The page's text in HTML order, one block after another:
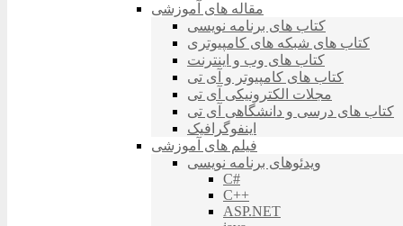
مقاله های آموزشی
کتاب های برنامه نویسی
کتاب های شبکه های کامپیوتری
کتاب های وب و اینترنت
کتاب های کامپیوتر و آی تی
مجلات الکترونیکی آی تی
کتاب های درسی و دانشگاهی آی تی
اینفوگرافیک
فیلم های آموزشی
ویدئوهای برنامه نویسی
C#
C++
ASP.NET